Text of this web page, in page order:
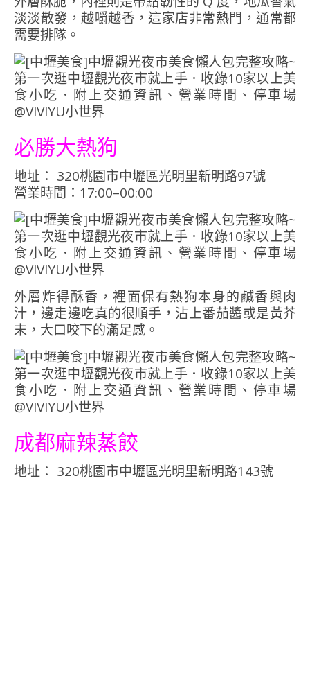
淡淡散發，越嚼越香，這家店非常熱門，通常都
需要排隊。
必勝大熱狗
地址： 320桃園市中壢區光明里新明路97號
營業時間：17:00–00:00
外層炸得酥香，裡面保有熱狗本身的鹹香與肉
汁，邊走邊吃真的很順手，沾上番茄醬或是黃芥
末，大口咬下的滿足感。
成都麻辣蒸餃
地址： 320桃園市中壢區光明里新明路143號